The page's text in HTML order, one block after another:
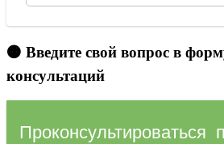
🟠 Введите свой вопрос в
консультаций